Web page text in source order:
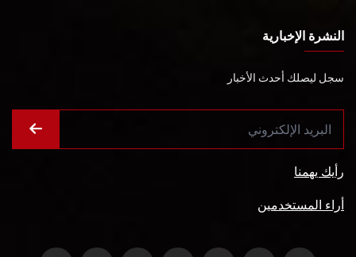
النشرة الإخبارية
سجل ليصلك أحدث الأخبار
رأيك يهمنا
أراء المستخدمين